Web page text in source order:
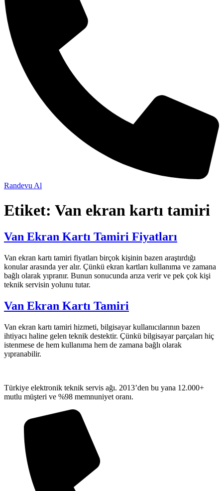
Randevu Al
Etiket: Van ekran kartı tamiri
Van Ekran Kartı Tamiri Fiyatları
Van ekran kartı tamiri fiyatları birçok kişinin bazen araştırdığı
konular arasında yer alır. Çünkü ekran kartları kullanıma ve zamana
bağlı olarak yıpranır. Bunun sonucunda arıza verir ve pek çok kişi
teknik servisin yolunu tutar.
Van Ekran Kartı Tamiri
Van ekran kartı tamiri hizmeti, bilgisayar kullanıcılarının bazen
ihtiyacı haline gelen teknik destektir. Çünkü bilgisayar parçaları hiç
istenmese de hem kullanıma hem de zamana bağlı olarak
yıpranabilir.
Türkiye elektronik teknik servis ağı. 2013’den bu yana 12.000+
mutlu müşteri ve %98 memnuniyet oranı.